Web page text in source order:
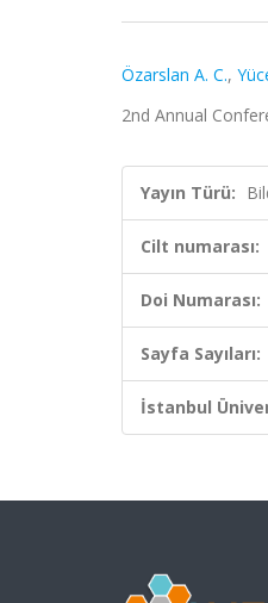
Özarslan A. C.,
2nd Annual
Yayın Türü:
Cilt numarası:
Doi Numarası:
Sayfa Sayıları:
İstanbul